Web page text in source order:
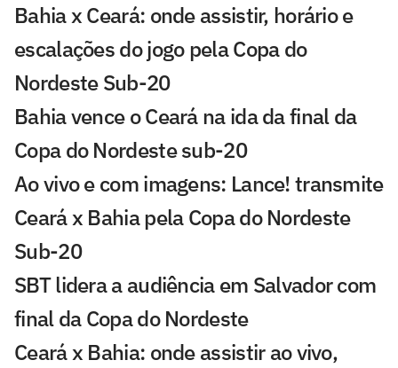
Bahia x Ceará: onde assistir, horário e
escalações do jogo pela Copa do
Nordeste Sub-20
Bahia vence o Ceará na ida da final da
Copa do Nordeste sub-20
Ao vivo e com imagens: Lance! transmite
Ceará x Bahia pela Copa do Nordeste
Sub-20
SBT lidera a audiência em Salvador com
final da Copa do Nordeste
Ceará x Bahia: onde assistir ao vivo,